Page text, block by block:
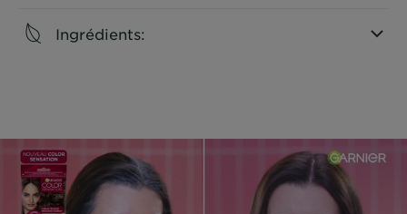
Ingrédients: